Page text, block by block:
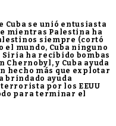
Cuba se unió entusiasta
mientras Palestina ha
siempre (cortó
el mundo, Cuba ninguno
Siria ha recibido bombas
Chernobyl, y Cuba ayuda
hecho más que explotar
brindado ayuda
por los EEUU
para terminar el